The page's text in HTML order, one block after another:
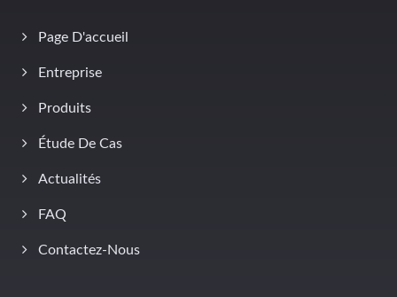
Page D'accueil
Entreprise
Produits
Étude De Cas
Actualités
FAQ
Contactez-Nous